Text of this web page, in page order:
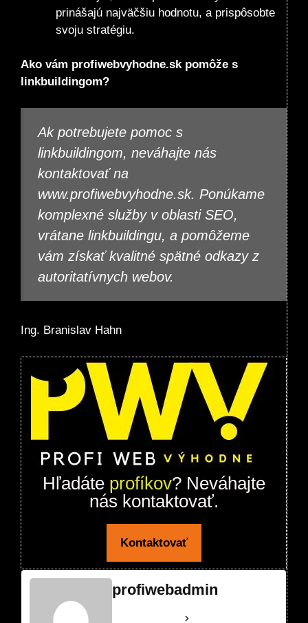
prinášajú najväčšiu hodnotu, a prispôsobte
svoju stratégiu.
Ako vám profiwebvyhodne.sk pomôže s
linkbuildingom?
Ak potrebujete pomoc s
linkbuildingom, neváhajte nás
kontaktovať na
www.profiwebvyhodne.sk. Ponúkame
komplexné služby v oblasti SEO,
vrátane linkbuildingu, a pomôžeme
vám získať kvalitné spätné odkazy z
autoritatívnych webov.
Ing. Branislav Hahn
Hľadáte profíkov? Neváhajte
nás kontaktovať.
Kontaktovať
profiwebadmin